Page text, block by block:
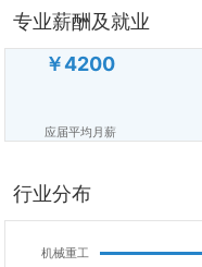
专业薪酬及就业
￥4200
应届平均月薪
行业分布
机械重工